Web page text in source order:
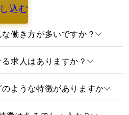
込む
働き方が多いですか？
求人はありますか？
ような特徴がありますか